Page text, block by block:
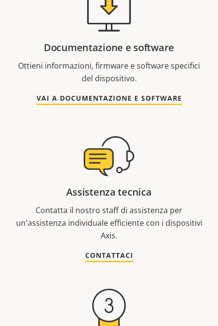
Documentazione e software
Ottieni informazioni, firmware e software specifici
del dispositivo.
VAI A DOCUMENTAZIONE E SOFTWARE
Assistenza tecnica
Contatta il nostro staff di assistenza per
un'assistenza individuale efficiente con i dispositivi
Axis.
CONTATTACI